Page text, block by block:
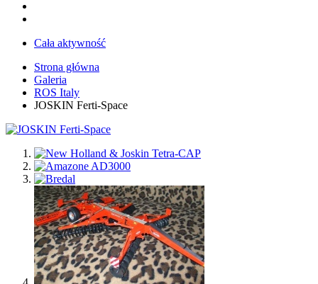
Cała aktywność
Strona główna
Galeria
ROS Italy
JOSKIN Ferti-Space